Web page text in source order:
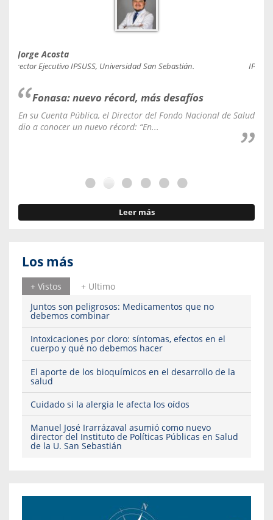
Jorge Acosta
Director Ejecutivo IPSUSS, Universidad San Sebastián.
Fonasa: nuevo récord, más desafíos
En su Cuenta Pública, el Director del Fondo Nacional de Salud
dio a conocer un nuevo récord: “En...
Leer más
Los más
+ Vistos
+ Ultimo
Juntos son peligrosos: Medicamentos que no
debemos combinar
Intoxicaciones por cloro: síntomas, efectos en el
cuerpo y qué no debemos hacer
El aporte de los bioquímicos en el desarrollo de la
salud
Cuidado si la alergia le afecta los oídos
Manuel José Irarrázaval asumió como nuevo
director del Instituto de Políticas Públicas en Salud
de la U. San Sebastián